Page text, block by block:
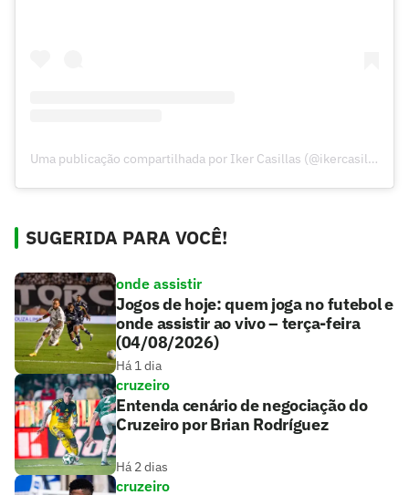
Uma publicação compartilhada por Iker Casillas (@ikercasillas)
SUGERIDA PARA VOCÊ!
onde assistir
Jogos de hoje: quem joga no futebol e
onde assistir ao vivo – terça-feira
(04/08/2026)
Há 1 dia
cruzeiro
Entenda cenário de negociação do
Cruzeiro por Brian Rodríguez
Há 2 dias
cruzeiro